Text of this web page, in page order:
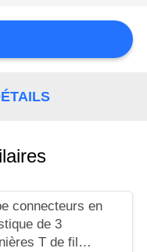
connecteurs en
de 3
T de fil